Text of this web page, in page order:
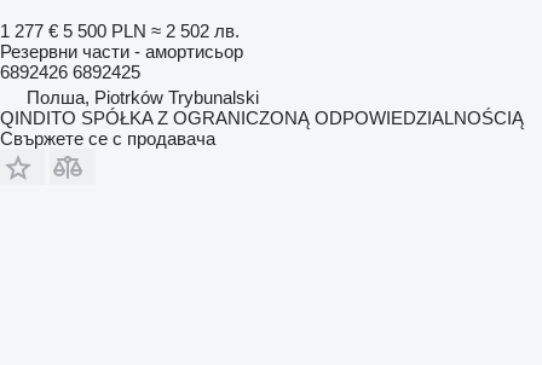
1 277 € 5 500 PLN ≈ 2 502 лв.
Резервни части - амортисьор
6892426 6892425
Полша, Piotrków Trybunalski
QINDITO SPÓŁKA Z OGRANICZONĄ ODPOWIEDZIALNOŚCIĄ
Свържете се с продавача